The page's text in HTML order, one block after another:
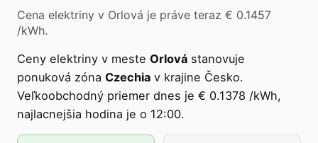
Cena elektriny v Orlová je práve teraz € 0.1457
/kWh.
Ceny elektriny v meste Orlová stanovuje
ponuková zóna Czechia v krajine Česko.
Veľkoobchodný priemer dnes je € 0.1378 /kWh,
najlacnejšia hodina je o 12:00.